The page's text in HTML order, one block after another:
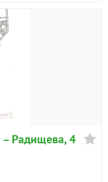
– Радищева, 4